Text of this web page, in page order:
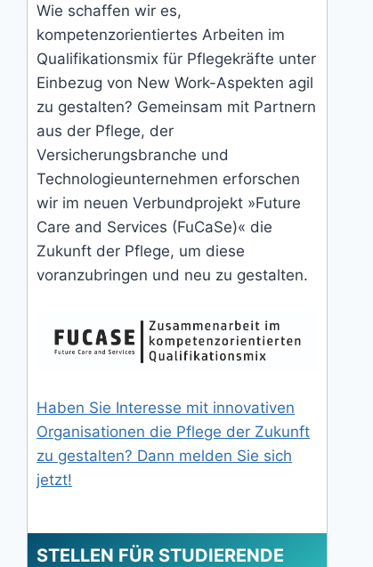
Wie schaffen wir es,
kompetenzorientiertes Arbeiten im
Qualifikationsmix für Pflegekräfte unter
Einbezug von New Work-Aspekten agil
zu gestalten? Gemeinsam mit Partnern
aus der Pflege, der
Versicherungsbranche und
Technologieunternehmen erforschen
wir im neuen Verbundprojekt »Future
Care and Services (FuCaSe)« die
Zukunft der Pflege, um diese
voranzubringen und neu zu gestalten.
Haben Sie Interesse mit innovativen
Organisationen die Pflege der Zukunft
zu gestalten? Dann melden Sie sich
jetzt!
STELLEN FÜR STUDIERENDE